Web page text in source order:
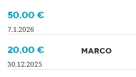
50,00 €
7.1.2026
20,00 €
30.12.2025
MARCO